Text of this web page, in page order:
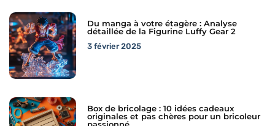
Du manga à votre étagère : Analyse
détaillée de la Figurine Luffy Gear 2
3 février 2025
Box de bricolage : 10 idées cadeaux
originales et pas chères pour un bricoleur
passionné